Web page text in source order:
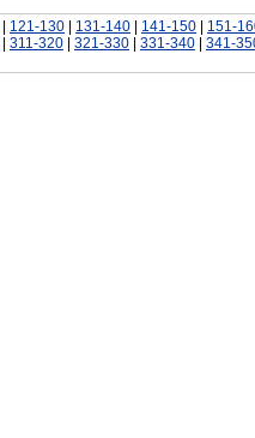
121-130 131-140 141-150 151-
311-320 321-330 331-340 341-